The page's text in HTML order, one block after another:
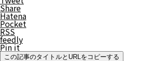
Share
Hatena
Pocket
RSS
feedly
Pin it
この記事のタイトルとURLをコピーする